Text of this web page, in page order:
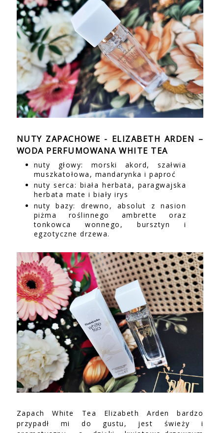
NUTY ZAPACHOWE - ELIZABETH ARDEN –
WODA PERFUMOWANA WHITE TEA
nuty głowy: morski akord, szałwia
muszkatołowa, mandarynka i paproć
nuty serca: biała herbata, paragwajska
herbata mate i biały irys
nuty bazy: drewno, absolut z nasion
piżma roślinnego ambrette oraz
tonkowca wonnego, bursztyn i
egzotyczne drzewa.
Zapach White Tea Elizabeth Arden bardzo
przypadł mi do gustu, jest świeży i